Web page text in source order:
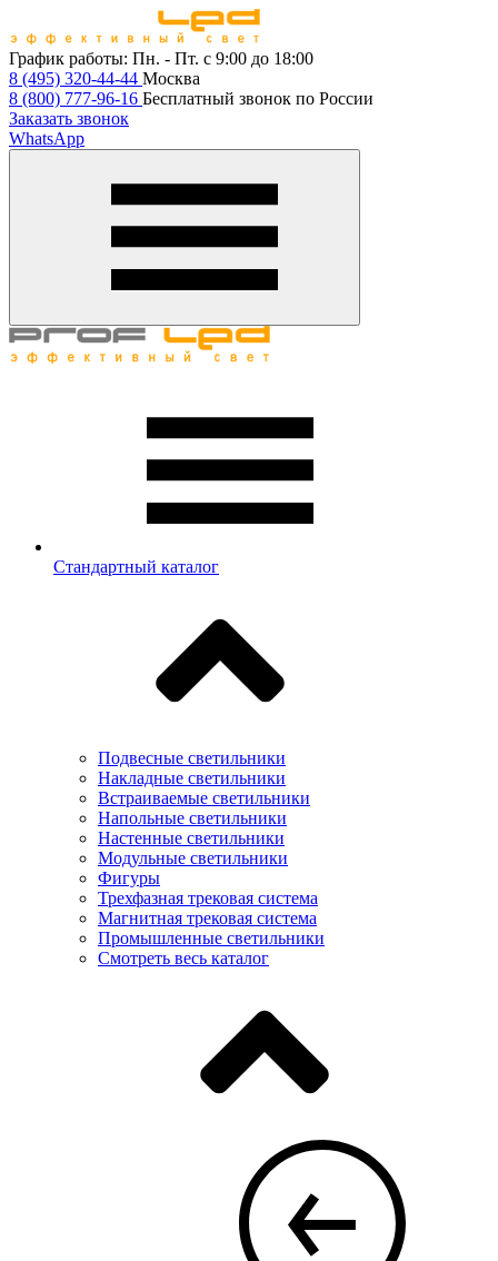
График работы: Пн. - Пт. с 9:00 до 18:00
8 (495) 320-44-44 Москва
8 (800) 777-96-16 Бесплатный звонок по России
Заказать звонок
WhatsApp
Стандартный каталог
Подвесные светильники
Накладные светильники
Встраиваемые светильники
Напольные светильники
Настенные светильники
Модульные светильники
Фигуры
Трехфазная трековая система
Магнитная трековая система
Промышленные светильники
Смотреть весь каталог